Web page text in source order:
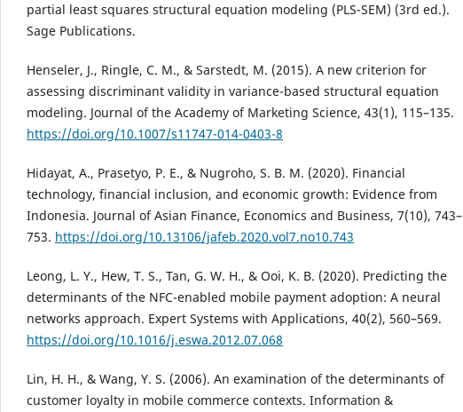
partial least squares structural equation modeling (PLS-SEM) (3rd ed.).
Sage Publications.
Henseler, J., Ringle, C. M., & Sarstedt, M. (2015). A new criterion for
assessing discriminant validity in variance-based structural equation
modeling. Journal of the Academy of Marketing Science, 43(1), 115–135.
https://doi.org/10.1007/s11747-014-0403-8
Hidayat, A., Prasetyo, P. E., & Nugroho, S. B. M. (2020). Financial
technology, financial inclusion, and economic growth: Evidence from
Indonesia. Journal of Asian Finance, Economics and Business, 7(10), 743–
753. https://doi.org/10.13106/jafeb.2020.vol7.no10.743
Leong, L. Y., Hew, T. S., Tan, G. W. H., & Ooi, K. B. (2020). Predicting the
determinants of the NFC-enabled mobile payment adoption: A neural
networks approach. Expert Systems with Applications, 40(2), 560–569.
https://doi.org/10.1016/j.eswa.2012.07.068
Lin, H. H., & Wang, Y. S. (2006). An examination of the determinants of
customer loyalty in mobile commerce contexts. Information &